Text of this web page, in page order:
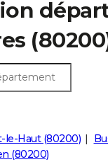
le-Haut (80200)
(80200)